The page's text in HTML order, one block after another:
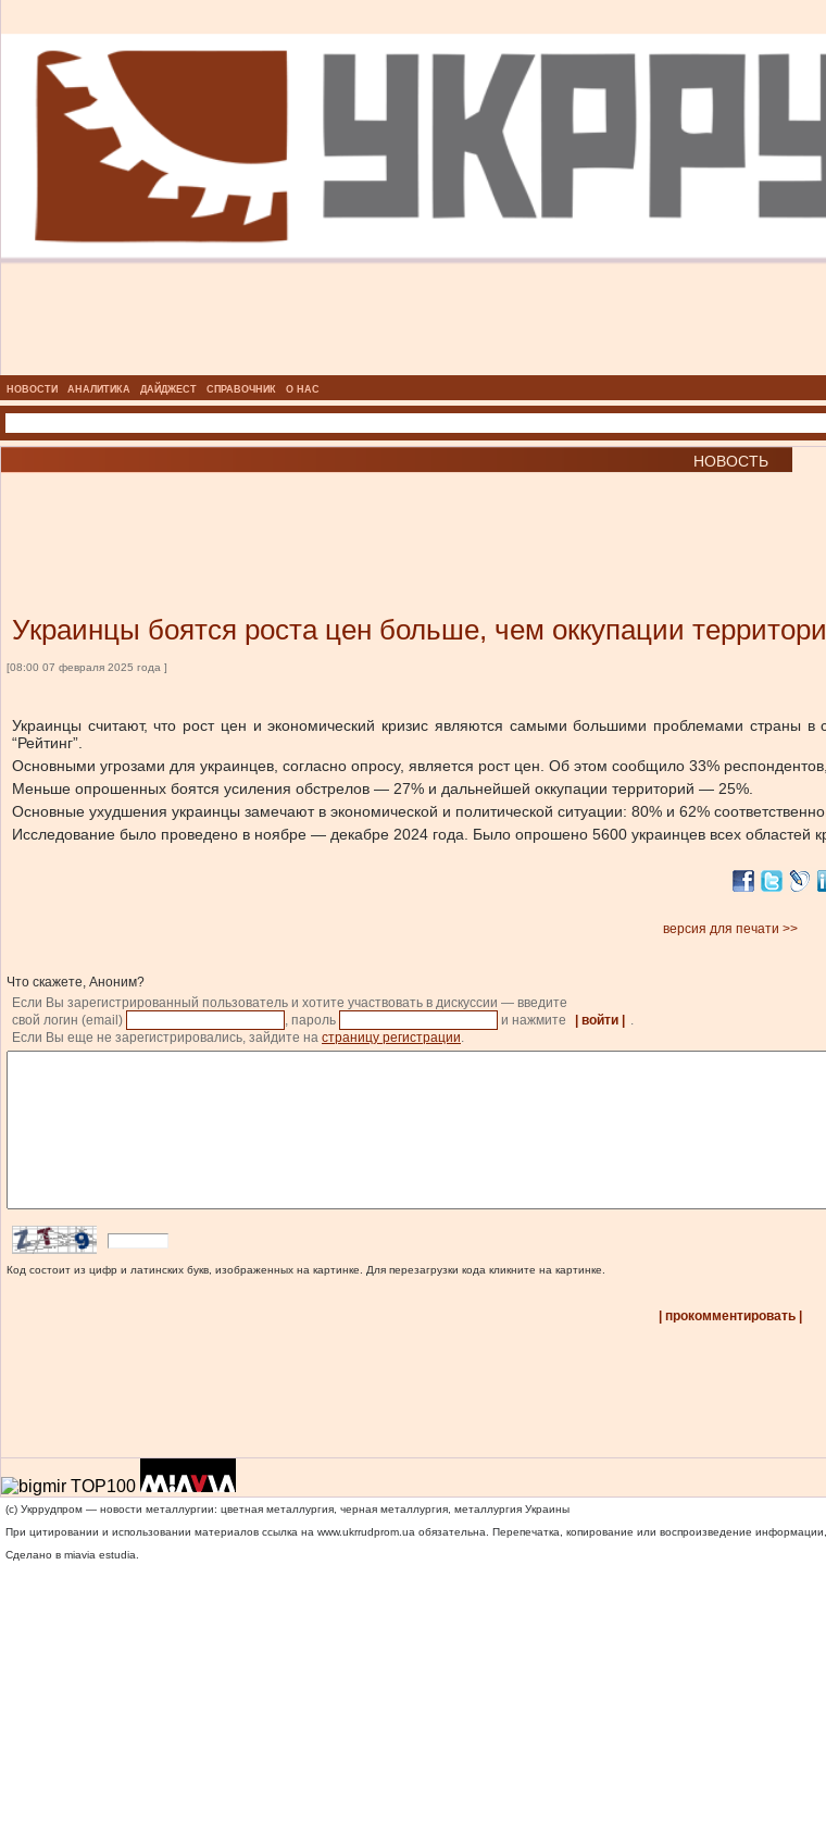
НОВОСТИ АНАЛИТИКА ДАЙДЖЕСТ СПРАВОЧНИК О НАС
НОВОСТЬ
Украинцы боятся роста цен больше, чем оккупации
[08:00 07 февраля 2025 года ]
Украинцы считают, что рост цен и экономический кризис являются самыми большими проблемами страны
“Рейтинг”.
Основными угрозами для украинцев, согласно опросу, является рост цен. Об этом сообщило 33%
Меньше опрошенных боятся усиления обстрелов — 27% и дальнейшей оккупации территорий — 25%.
Основные ухудшения украинцы замечают в экономической и политической ситуации: 80% и 62% соответственно.
Исследование было проведено в ноябре — декабре 2024 года. Было опрошено 5600 украинцев всех областей
версия для печати >>
Что скажете, Аноним?
Если Вы зарегистрированный пользователь и хотите участвовать в дискуссии — введите
свой логин (email)
, пароль и нажмите | войти |
.
Если Вы еще не зарегистрировались, зайдите на страницу регистрации.
Код состоит из цифр и латинских букв, изображенных на картинке. Для перезагрузки кода кликните на картинке.
| прокомментировать |
(c) Укррудпром — новости металлургии: цветная металлургия, черная металлургия, металлургия Украины
При цитировании и использовании материалов ссылка на www.ukrrudprom.ua обязательна. Перепечатка, копирование или воспроизведение
Сделано в miavia estudia.